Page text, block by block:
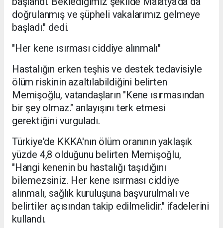
doğrulanmış ve şüpheli vakalarımız gelmeye
başladı." dedi.
"Her kene ısırması ciddiye alınmalı"
Hastalığın erken teşhis ve destek tedavisiyle
ölüm riskinin azaltılabildiğini belirten
Memişoğlu, vatandaşların "Kene ısırmasından
bir şey olmaz." anlayışını terk etmesi
gerektiğini vurguladı.
Türkiye'de KKKA'nın ölüm oranının yaklaşık
yüzde 4,8 olduğunu belirten Memişoğlu,
"Hangi kenenin bu hastalığı taşıdığını
bilemezsiniz. Her kene ısırması ciddiye
alınmalı, sağlık kuruluşuna başvurulmalı ve
belirtiler açısından takip edilmelidir." ifadelerini
kullandı.